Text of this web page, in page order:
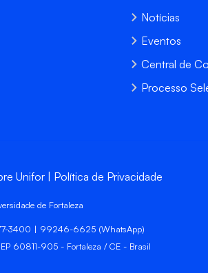
Notícias
Eventos
Central de
Processo
Unifor Política de Privacidade
de Fortaleza
3400 | 99246-6625 (WhatsApp)
60811-905 - Fortaleza / CE - Brasil